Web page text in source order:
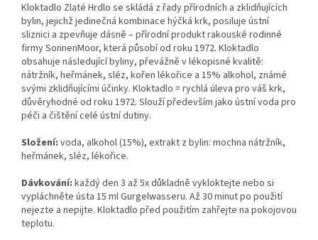
Kloktadlo Zlaté Hrdlo se skládá z řady přírodních a zklidňujících
bylin, jejichž jedinečná kombinace hýčká krk, posiluje ústní
sliznici a zpevňuje dásně – přírodní produkt rakouské rodinné
firmy SonnenMoor, která působí od roku 1972. Kloktadlo
obsahuje následující byliny, převážně v lékopisné kvalitě:
nátržník, heřmánek, sléz, kořen lékořice a 15% alkohol, známé
svými zklidňujícími účinky. Kloktadlo = rychlá úleva pro váš krk,
důvěryhodné od roku 1972. Slouží především jako ústní voda pro
péči a čištění celé ústní dutiny.
Složení: voda, alkohol (15%), extrakt z bylin: mochna nátržník,
heřmánek, sléz, lékořice.
Dávkování: každý den 3 až 5x důkladně vykloktejte nebo si
vypláchněte ústa 15 ml Gurgelwasseru. Až 30 minut po použití
nejezte a nepijte. Kloktadlo před použitím zahřejte na pokojovou
teplotu.